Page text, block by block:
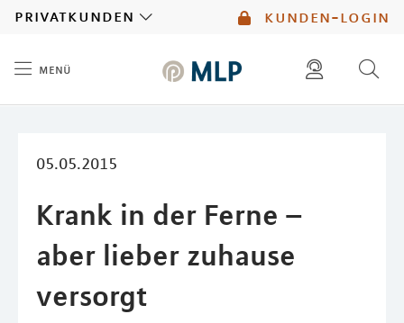
kunden-login
privatkunden
menü
05.05.2015
Krank in der Ferne –
aber lieber zuhause
versorgt